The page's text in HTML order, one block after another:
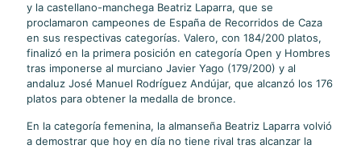
y la castellano-manchega Beatriz Laparra, que se
proclamaron campeones de España de Recorridos de Caza
en sus respectivas categorías. Valero, con 184/200 platos,
finalizó en la primera posición en categoría Open y Hombres
tras imponerse al murciano Javier Yago (179/200) y al
andaluz José Manuel Rodríguez Andújar, que alcanzó los 176
platos para obtener la medalla de bronce.
En la categoría femenina, la almanseña Beatriz Laparra volvió
a demostrar que hoy en día no tiene rival tras alcanzar la